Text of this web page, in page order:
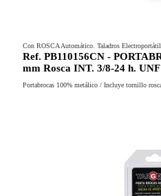
Con ROSCA Automático. Taladros
Ref. PB110156CN -
mm Rosca INT. 3/8-24 h.
Portabrocas 100% metálico / Incluye tornillo